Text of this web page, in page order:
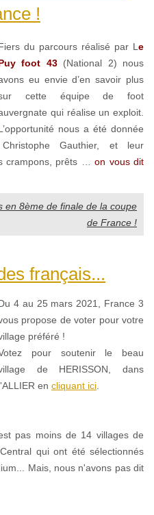
!
du parcours réalisé par L e
foot 43(National 2) nous
eu envie d’en savoir plus
cette équipe de foot
qui réalise un exploit.
nous a été donnée
Gauthier, et leur
crampons, prêts …on vous dit
en 8ème de finale de la coupe
de France !
français...
4 au 25 mars 2021, France 3
propose de voter pour votre
préféré !
pour soutenir le beau
de HERISSON, dans
en cliquant ici
pas moins de 14 villages de
qui ont été sélectionnés
Mais, nous n'avons pas dit